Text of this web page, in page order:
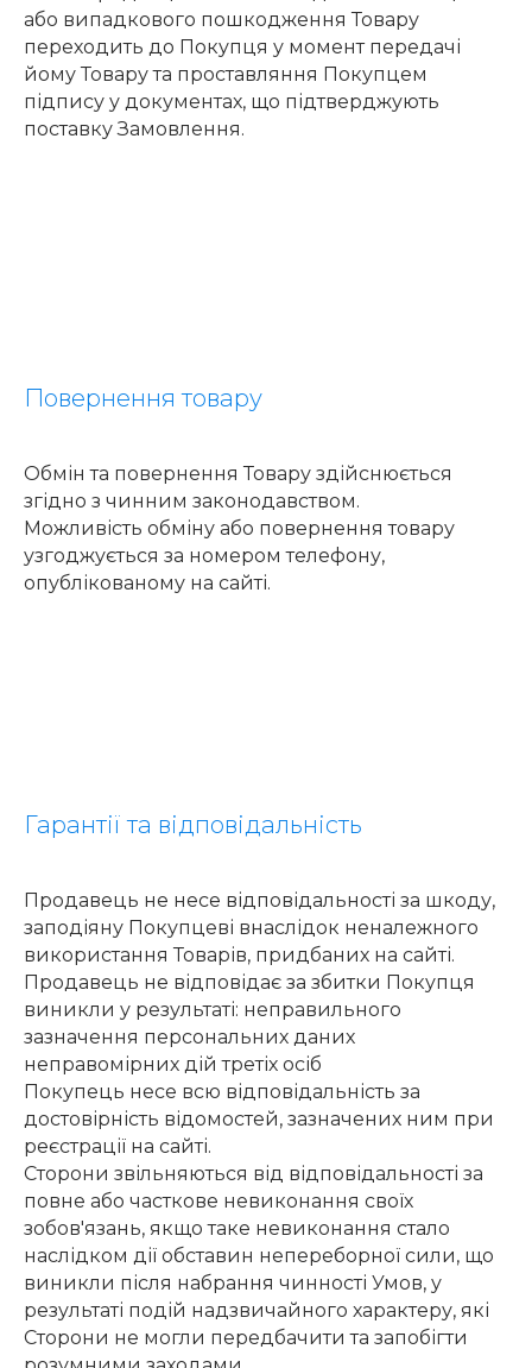
або випадкового пошкодження Товару
переходить до Покупця у момент передачі
йому Товару та проставляння Покупцем
підпису у документах, що підтверджують
поставку Замовлення.
Повернення товару
Обмін та повернення Товару здійснюється
згідно з чинним законодавством.
Можливість обміну або повернення товару
узгоджується за номером телефону,
опублікованому на сайті.
Гарантії та відповідальність
Продавець не несе відповідальності за шкоду,
заподіяну Покупцеві внаслідок неналежного
використання Товарів, придбаних на сайті.
Продавець не відповідає за збитки Покупця
виникли у результаті: неправильного
зазначення персональних даних
неправомірних дій третіх осіб
Покупець несе всю відповідальність за
достовірність відомостей, зазначених ним при
реєстрації на сайті.
Сторони звільняються від відповідальності за
повне або часткове невиконання своїх
зобов'язань, якщо таке невиконання стало
наслідком дії обставин непереборної сили, що
виникли після набрання чинності Умов, у
результаті подій надзвичайного характеру, які
Сторони не могли передбачити та запобігти